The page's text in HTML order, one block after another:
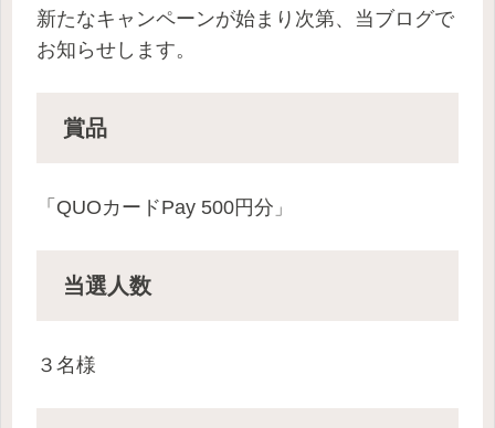
新たなキャンペーンが始まり次第、当ブログで
お知らせします。
賞品
「QUOカードPay 500円分 」
当選人数
３名様